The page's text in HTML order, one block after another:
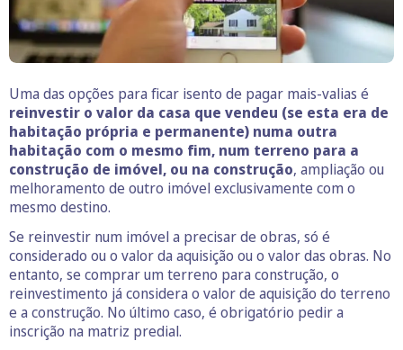
Uma das opções para ficar isento de pagar mais-valias é
reinvestir o valor da casa que vendeu (se esta era de
habitação própria e permanente) numa outra
habitação com o mesmo fim, num terreno para a
construção de imóvel, ou na construção, ampliação ou
melhoramento de outro imóvel exclusivamente com o
mesmo destino.
Se reinvestir num imóvel a precisar de obras, só é
considerado ou o valor da aquisição ou o valor das obras. No
entanto, se comprar um terreno para construção, o
reinvestimento já considera o valor de aquisição do terreno
e a construção. No último caso, é obrigatório pedir a
inscrição na matriz predial.